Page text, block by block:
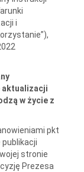
i
aktualizacji
w życie z
pkt
publikacji
stronie
Prezesa